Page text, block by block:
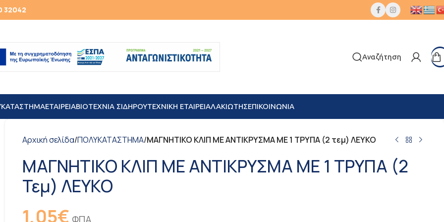
32042
Αναζήτηση
ΕΤΑΙΡΕΙΑΒΙΟΤΕΧΝΙΑ ΣΙΔΗΡΟΥTEXNIKH ΕΤΑΙΡΕΙΑΛΑΚΙΩΤΗΣΕΠΙΚΟΙΝΩΝΙΑ
Αρχική σελίδα/ΠΟΛΥΚΑΤΑΣΤΗΜΑ/ΜΑΓΝΗΤΙΚΟ ΚΛΙΠ ΜΕ ΑΝΤΙΚΡΥΣΜΑ ΜΕ 1 ΤΡΥΠΑ (2 τεμ) ΛΕΥΚΟ
ΜΑΓΝΗΤΙΚΟ ΚΛΙΠ ΜΕ ΑΝΤΙΚΡΥΣΜΑ ΜΕ 1 ΤΡΥΠΑ (2
Τεμ) ΛΕΥΚΟ
1,05€ ΦΠΑ